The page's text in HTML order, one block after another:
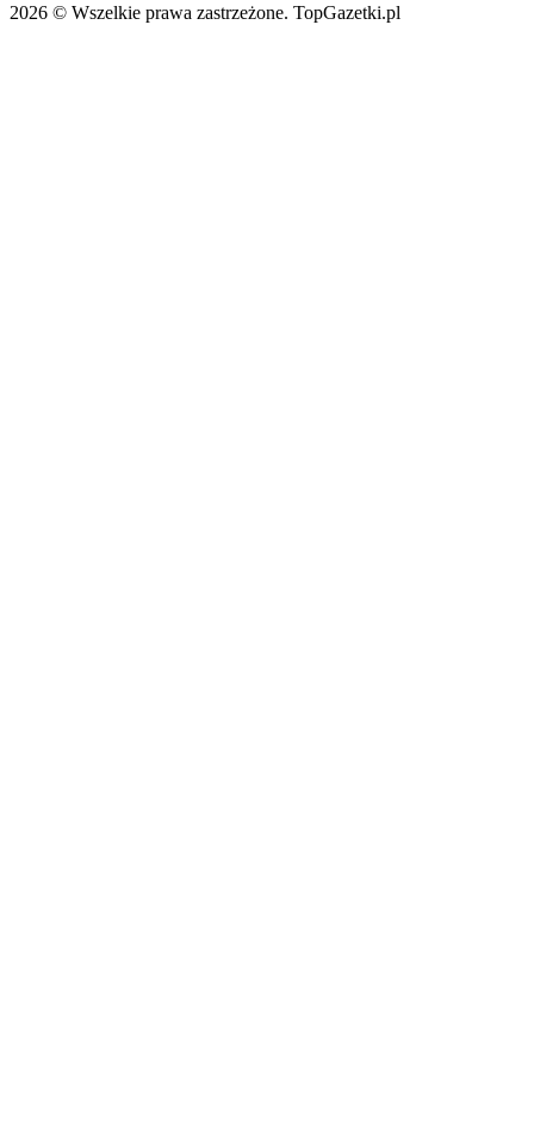
2026 © Wszelkie prawa zastrzeżone. TopGazetki.pl